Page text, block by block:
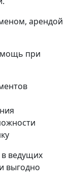
арендой
при
ведущих
выгодно